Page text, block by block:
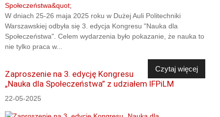
W dniach 25-26 maja 2025 roku w Dużej Auli Politechniki
Warszawskiej odbyła się 3. edycja Kongresu "Nauka dla
Społeczeństwa". Celem wydarzenia było pokazanie, że nauka to
nie tylko praca w...
Czytaj więcej
Zaproszenie na 3. edycję Kongresu
„Nauka dla Społeczeństwa” z udziałem IFPiLM
22-05-2025